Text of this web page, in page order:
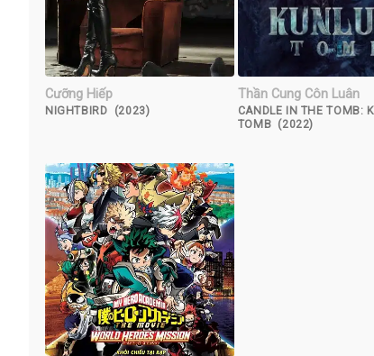
Cưỡng Hiếp
NIGHTBIRD (2023)
Thần Cung Côn Luân
CANDLE IN THE TOMB:
TOMB (2022)